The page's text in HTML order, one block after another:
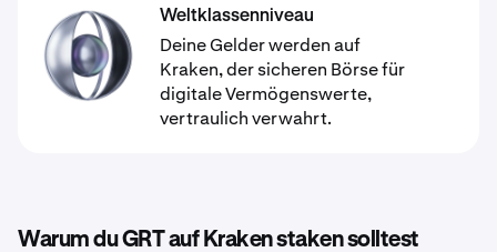
Weltklassenniveau
Deine Gelder werden auf
Kraken, der sicheren Börse für
digitale Vermögenswerte,
vertraulich verwahrt.
Warum du GRT auf Kraken staken solltest